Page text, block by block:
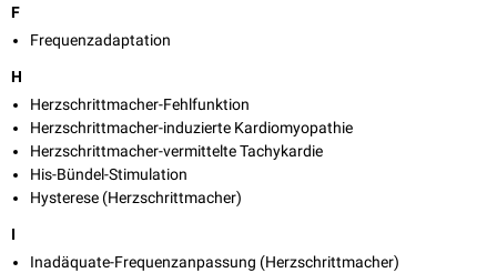
F
Frequenzadaptation
H
Herzschrittmacher-Fehlfunktion
Herzschrittmacher-induzierte Kardiomyopathie
Herzschrittmacher-vermittelte Tachykardie
His-Bündel-Stimulation
Hysterese (Herzschrittmacher)
I
Inadäquate-Frequenzanpassung (Herzschrittmacher)